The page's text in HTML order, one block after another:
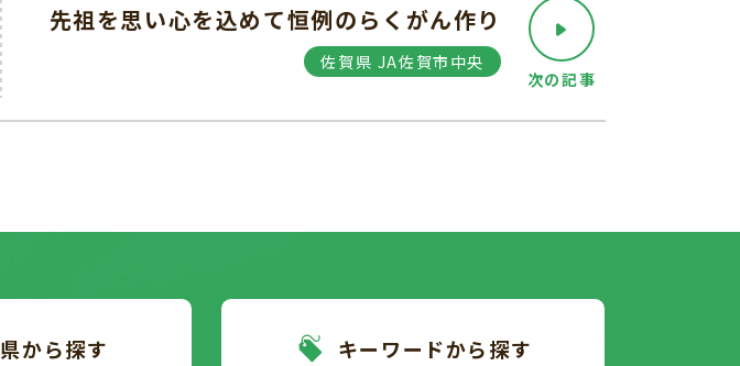
先祖を思い心を込めて恒例のらくがん作り
佐賀県 JA佐賀市中央
次の記事
から探す キーワードから探す